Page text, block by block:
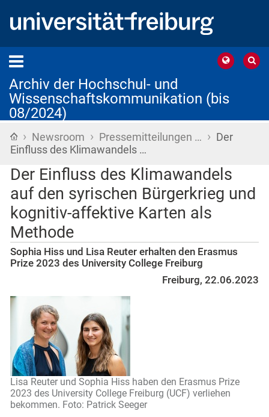
Archiv der Hochschul- und
Wissenschaftskommunikation (bis
08/2024)
Startseite
› Newsroom › Pressemitteilungen … › Der
Einfluss des Klimawandels …
Der Einfluss des Klimawandels
auf den syrischen Bürgerkrieg und
kognitiv-affektive Karten als
Methode
Sophia Hiss und Lisa Reuter erhalten den Erasmus
Prize 2023 des University College Freiburg
Freiburg, 22.06.2023
Lisa Reuter und Sophia Hiss haben den Erasmus Prize
2023 des University College Freiburg (UCF) verliehen
bekommen. Foto: Patrick Seeger